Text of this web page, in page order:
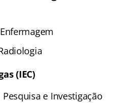
(IEC)
e Investigação